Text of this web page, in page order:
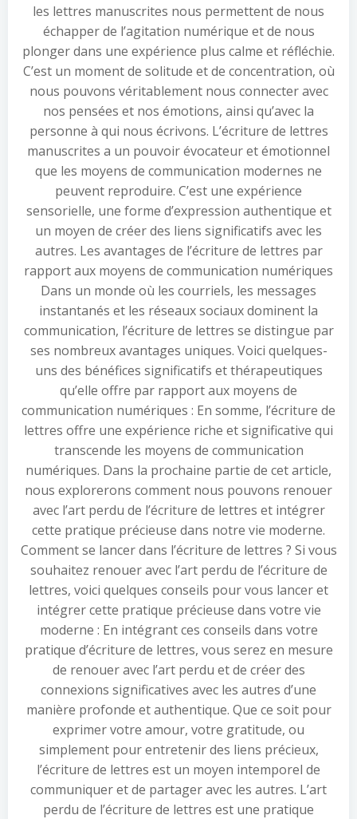
les lettres manuscrites nous permettent de nous
échapper de l’agitation numérique et de nous
plonger dans une expérience plus calme et réfléchie.
C’est un moment de solitude et de concentration, où
nous pouvons véritablement nous connecter avec
nos pensées et nos émotions, ainsi qu’avec la
personne à qui nous écrivons. L’écriture de lettres
manuscrites a un pouvoir évocateur et émotionnel
que les moyens de communication modernes ne
peuvent reproduire. C’est une expérience
sensorielle, une forme d’expression authentique et
un moyen de créer des liens significatifs avec les
autres. Les avantages de l’écriture de lettres par
rapport aux moyens de communication numériques
Dans un monde où les courriels, les messages
instantanés et les réseaux sociaux dominent la
communication, l’écriture de lettres se distingue par
ses nombreux avantages uniques. Voici quelques-
uns des bénéfices significatifs et thérapeutiques
qu’elle offre par rapport aux moyens de
communication numériques : En somme, l’écriture de
lettres offre une expérience riche et significative qui
transcende les moyens de communication
numériques. Dans la prochaine partie de cet article,
nous explorerons comment nous pouvons renouer
avec l’art perdu de l’écriture de lettres et intégrer
cette pratique précieuse dans notre vie moderne.
Comment se lancer dans l’écriture de lettres ? Si vous
souhaitez renouer avec l’art perdu de l’écriture de
lettres, voici quelques conseils pour vous lancer et
intégrer cette pratique précieuse dans votre vie
moderne : En intégrant ces conseils dans votre
pratique d’écriture de lettres, vous serez en mesure
de renouer avec l’art perdu et de créer des
connexions significatives avec les autres d’une
manière profonde et authentique. Que ce soit pour
exprimer votre amour, votre gratitude, ou
simplement pour entretenir des liens précieux,
l’écriture de lettres est un moyen intemporel de
communiquer et de partager avec les autres. L’art
perdu de l’écriture de lettres est une pratique